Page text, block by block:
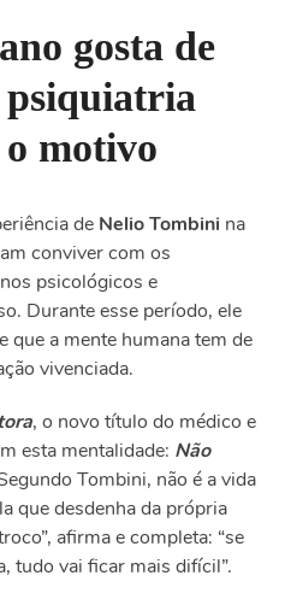
gosta de
psiquiatria
motivo
de Nelio Tombini na
conviver com os
psicológicos e
Durante esse período, ele
que a mente humana tem de
vivenciada.
, o novo título do médico e
esta mentalidade: Não
Tombini, não é a vida
que desdenha da própria
afirma e completa: “se
tudo vai ficar mais difícil”.